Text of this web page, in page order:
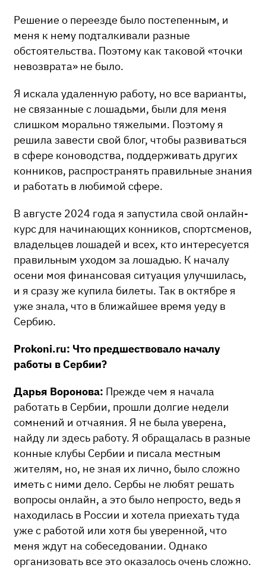
Решение о переезде было постепенным, и
меня к нему подталкивали разные
обстоятельства. Поэтому как таковой «точки
невозврата» не было.
Я искала удаленную работу, но все варианты,
не связанные с лошадьми, были для меня
слишком морально тяжелыми. Поэтому я
решила завести свой блог, чтобы развиваться
в сфере коноводства, поддерживать других
конников, распространять правильные знания
и работать в любимой сфере.
В августе 2024 года я запустила свой онлайн-
курс для начинающих конников, спортсменов,
владельцев лошадей и всех, кто интересуется
правильным уходом за лошадью. К началу
осени моя финансовая ситуация улучшилась,
и я сразу же купила билеты. Так в октябре я
уже знала, что в ближайшее время уеду в
Сербию.
Prokoni.ru: Что предшествовало началу
работы в Сербии?
Дарья Воронова: Прежде чем я начала
работать в Сербии, прошли долгие недели
сомнений и отчаяния. Я не была уверена,
найду ли здесь работу. Я обращалась в разные
конные клубы Сербии и писала местным
жителям, но, не зная их лично, было сложно
иметь с ними дело. Сербы не любят решать
вопросы онлайн, а это было непросто, ведь я
находилась в России и хотела приехать туда
уже с работой или хотя бы уверенной, что
меня ждут на собеседовании. Однако
организовать все это оказалось очень сложно.